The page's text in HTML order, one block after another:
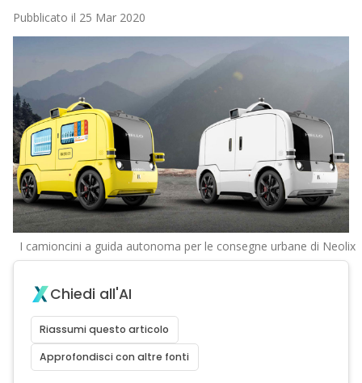
Pubblicato il 25 Mar 2020
I camioncini a guida autonoma per le consegne urbane di Neolix
Chiedi all'AI
Riassumi questo articolo
Approfondisci con altre fonti